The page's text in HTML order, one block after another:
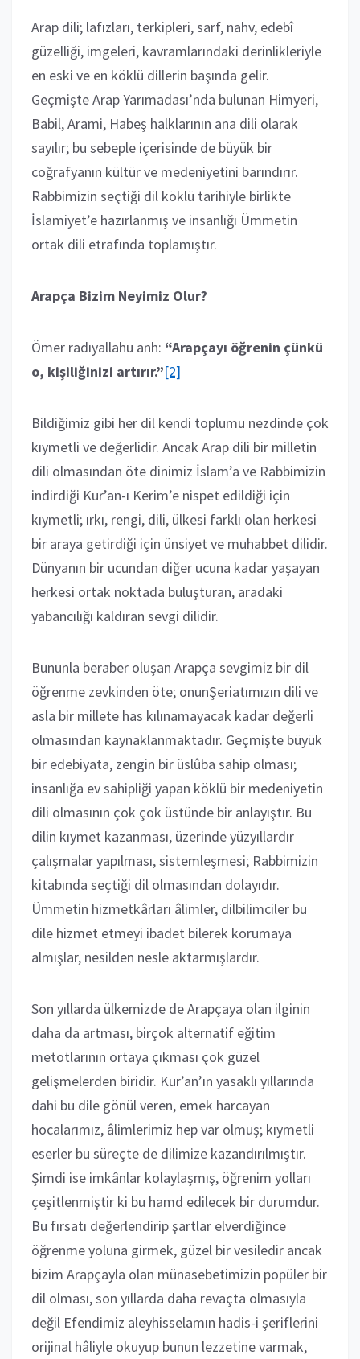
Arap dili; lafızları, terkipleri, sarf, nahv, edebî
güzelliği, imgeleri, kavramlarındaki derinlikleriyle
en eski ve en köklü dillerin başında gelir.
Geçmişte Arap Yarımadası’nda bulunan Himyeri,
Babil, Arami, Habeş halklarının ana dili olarak
sayılır; bu sebeple içerisinde de büyük bir
coğrafyanın kültür ve medeniyetini barındırır.
Rabbimizin seçtiği dil köklü tarihiyle birlikte
İslamiyet’e hazırlanmış ve insanlığı Ümmetin
ortak dili etrafında toplamıştır.
Arapça Bizim Neyimiz Olur?
Ömer radıyallahu anh: “Arapçayı öğrenin çünkü
o, kişiliğinizi artırır.”[2]
Bildiğimiz gibi her dil kendi toplumu nezdinde çok
kıymetli ve değerlidir. Ancak Arap dili bir milletin
dili olmasından öte dinimiz İslam’a ve Rabbimizin
indirdiği Kur’an-ı Kerim’e nispet edildiği için
kıymetli; ırkı, rengi, dili, ülkesi farklı olan herkesi
bir araya getirdiği için ünsiyet ve muhabbet dilidir.
Dünyanın bir ucundan diğer ucuna kadar yaşayan
herkesi ortak noktada buluşturan, aradaki
yabancılığı kaldıran sevgi dilidir.
Bununla beraber oluşan Arapça sevgimiz bir dil
öğrenme zevkinden öte; onunŞeriatımızın dili ve
asla bir millete has kılınamayacak kadar değerli
olmasından kaynaklanmaktadır. Geçmişte büyük
bir edebiyata, zengin bir üslûba sahip olması;
insanlığa ev sahipliği yapan köklü bir medeniyetin
dili olmasının çok çok üstünde bir anlayıştır. Bu
dilin kıymet kazanması, üzerinde yüzyıllardır
çalışmalar yapılması, sistemleşmesi; Rabbimizin
kitabında seçtiği dil olmasından dolayıdır.
Ümmetin hizmetkârları âlimler, dilbilimciler bu
dile hizmet etmeyi ibadet bilerek korumaya
almışlar, nesilden nesle aktarmışlardır.
Son yıllarda ülkemizde de Arapçaya olan ilginin
daha da artması, birçok alternatif eğitim
metotlarının ortaya çıkması çok güzel
gelişmelerden biridir. Kur’an’ın yasaklı yıllarında
dahi bu dile gönül veren, emek harcayan
hocalarımız, âlimlerimiz hep var olmuş; kıymetli
eserler bu süreçte de dilimize kazandırılmıştır.
Şimdi ise imkânlar kolaylaşmış, öğrenim yolları
çeşitlenmiştir ki bu hamd edilecek bir durumdur.
Bu fırsatı değerlendirip şartlar elverdiğince
öğrenme yoluna girmek, güzel bir vesiledir ancak
bizim Arapçayla olan münasebetimizin popüler bir
dil olması, son yıllarda daha revaçta olmasıyla
değil Efendimiz aleyhisselamın hadis-i şeriflerini
orijinal hâliyle okuyup bunun lezzetine varmak,